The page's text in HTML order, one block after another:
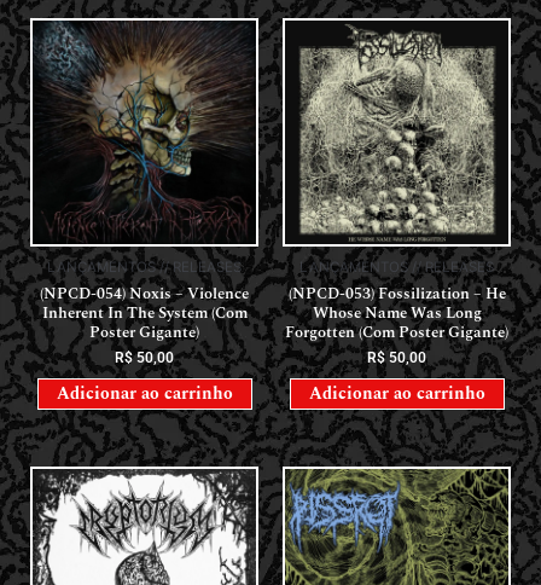
LANÇAMENTOS // RELEASES
(NPCD-054) Noxis – Violence
Inherent In The System (Com
Poster Gigante)
R$50,00
Adicionar ao carrinho
LANÇAMENTOS // RELEASES
(NPCD-053) Fossilization – He
Whose Name Was Long
Forgotten (Com Poster Gigante)
R$ 50,00
Adicionar ao carrinho